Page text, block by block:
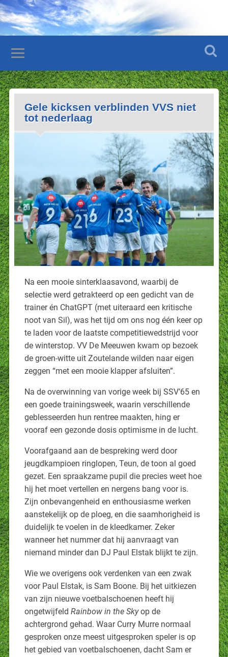
Gele kicksen verblinden VVS niet
tot nederlaag
Na een mooie sinterklaasavond, waarbij de
selectie werd getrakteerd op een gedicht van de
trainer én ChatGPT (met uiteraard een kritische
noot van Sil), was het tijd om ons nog één keer op
te laden voor de laatste competitiewedstrijd voor
de winterstop. VV De Meeuwen kwam op bezoek
de groen-witte uit Zoutelande wilden naar eigen
zeggen “met een mooie klapper afsluiten”.
Na de overwinning van vorige week bij SSV’65 en
een goede trainingsweek, waarin verschillende
geblesseerden hun rentree maakten, hing er
vooraf een gezonde dosis optimisme in de lucht.
Voorafgaand aan de bespreking werd door
jeugdkampioen ringlopen, Teun, de toon al goed
gezet. Een spraakzame pupil die precies weet hoe
hij het moet vertellen en nergens bang voor is.
Zijn onbevangenheid en enthousiasme werken
aanstekelijk op de ploeg, en die saamhorigheid is
duidelijk te voelen in de kleedkamer. Zeker
wanneer het nummer dat hij aanvraagt van
niemand minder dan DJ Paul Elstak blijkt te zijn.
Wie we overigens ook verdenken van een zwak
voor Paul Elstak, is Sam Boone. Bij het uitkiezen
van zijn nieuwe voetbalschoenen heeft hij
ongetwijfeld Rainbow in the Skyop de
achtergrond gehad. Waar Curry Murre normaal
gesproken onze meest uitgesproken speler is op
het gebied van voetbalschoenen, dacht Sam er